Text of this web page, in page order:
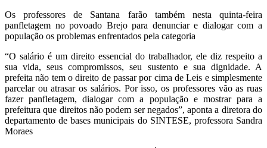
Os professores de Santana farão também nesta quinta-feira
panfletagem no povoado Brejo para denunciar e dialogar com a
população os problemas enfrentados pela categoria
“O salário é um direito essencial do trabalhador, ele diz respeito a
sua vida, seus compromissos, seu sustento e sua dignidade. A
prefeita não tem o direito de passar por cima de Leis e simplesmente
parcelar ou atrasar os salários. Por isso, os professores vão as ruas
fazer panfletagem, dialogar com a população e mostrar para a
prefeitura que direitos não podem ser negados”, aponta a diretora do
departamento de bases municipais do SINTESE, professora Sandra
Moraes